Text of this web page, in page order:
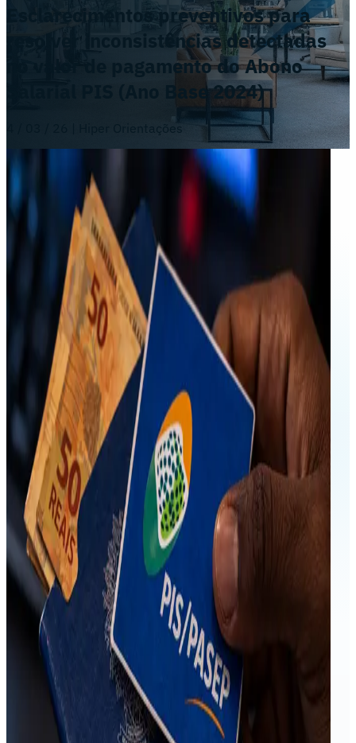
Esclarecimentos preventivos para
resolver inconsistências detectadas
no valor de pagamento do Abono
Salarial PIS (Ano Base 2024)
Prezado(a) Cliente,
Alguns empregados de nossos Clientes de Assessoria
de Departamento de Pessoa, têm nos encaminhado
informações de que no pagamento do Abono Salarial
do PIS –
ano-base 2024, observaram diferenças de
valores da base de apuração salarial para cálculo
desse benefício, que geraram algumas incorreções
de valor a menor, em desfavor do funcionário.
Analisando as informações recebidas, constatamos
que essas inconsistências se restringem apenas para
funcionários com períodos completos de férias de
, não se registrando uma vez que como o
pagamento é feito dois dias antes, no período de
competência o Sistema e-Social, não está para
efeitos de PIS, reconhecendo remuneração salarial
no mês de gozo de férias.
Desse modo, como apuramos os pagamentos nos
devidos meses de competência, e considerando que
não temos ingerência sobre o programa do e-Social,
resta-nos recomendar para que oriente os
empregados que constatarem essa anomalia do
sistema, para que tomem as seguintes providências:
Entrar em contato diretamentecom o Ministério
do Trabalho e Emprego (
MTE) pelo telefone 158